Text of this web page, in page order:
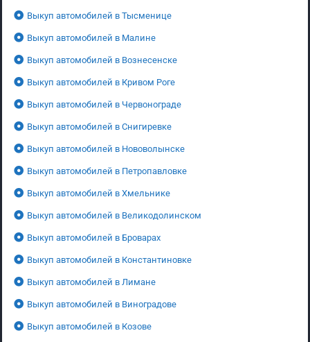
Выкуп автомобилей в Тысменице
Выкуп автомобилей в Малине
Выкуп автомобилей в Вознесенске
Выкуп автомобилей в Кривом Роге
Выкуп автомобилей в Червонограде
Выкуп автомобилей в Снигиревке
Выкуп автомобилей в Нововолынске
Выкуп автомобилей в Петропавловке
Выкуп автомобилей в Хмельнике
Выкуп автомобилей в Великодолинском
Выкуп автомобилей в Броварах
Выкуп автомобилей в Константиновке
Выкуп автомобилей в Лимане
Выкуп автомобилей в Виноградове
Выкуп автомобилей в Козове